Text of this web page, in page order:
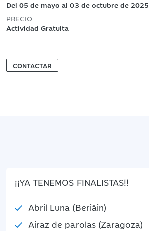
Del 05 de mayo al 03 de octubre de 2025
PRECIO
Actividad Gratuita
CONTACTAR
¡¡YA TENEMOS FINALISTAS!!
Abril Luna (Beriáin)
Airaz de parolas (Zaragoza)